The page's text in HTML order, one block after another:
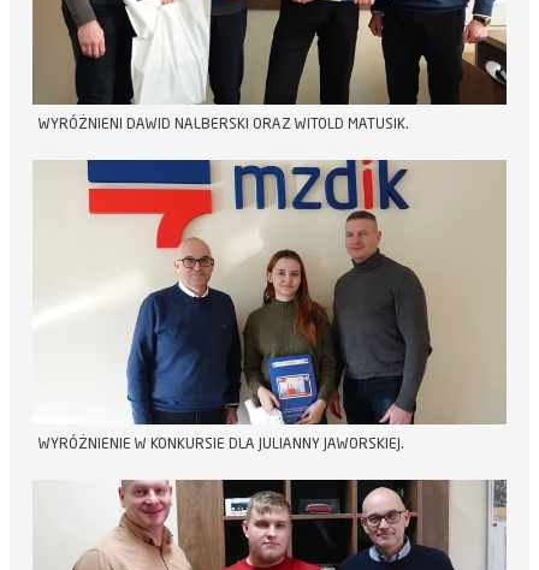
WYRÓŻNIENI DAWID NALBERSKI ORAZ WITOLD MATUSIK.
WYRÓŻNIENIE W KONKURSIE DLA JULIANNY JAWORSKIEJ.